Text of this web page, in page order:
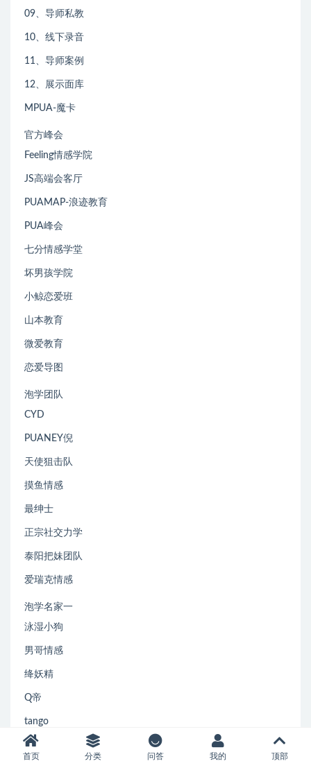
09、导师私教
10、线下录音
11、导师案例
12、展示面库
MPUA-魔卡
官方峰会
Feeling情感学院
JS高端会客厅
PUAMAP-浪迹教育
PUA峰会
七分情感学堂
坏男孩学院
小鲸恋爱班
山本教育
微爱教育
恋爱导图
泡学团队
CYD
PUANEY倪
天使狙击队
摸鱼情感
最绅士
正宗社交力学
泰阳把妹团队
爱瑞克情感
泡学名家一
泳湿小狗
男哥情感
绛妖精
Q帝
tango
七烟
首页 分类 问答 我的 顶部